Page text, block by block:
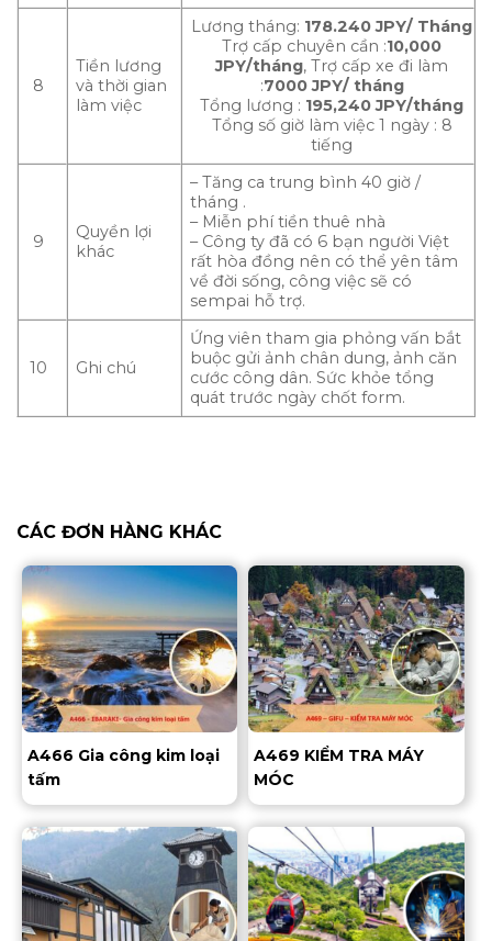
8
Tiền lương
và thời gian
làm việc
Lương tháng: 178.240 JPY/ Tháng
Trợ cấp chuyên cần :10,000
JPY/tháng, Trợ cấp xe đi làm
:7000 JPY/ tháng
Tổng lương : 195,240 JPY/tháng
Tổng số giờ làm việc 1 ngày : 8
tiếng
9
Quyền lợi
khác
– Tăng ca trung bình 40 giờ /
tháng .
– Miễn phí tiền thuê nhà
– Công ty đã có 6 bạn người Việt
rất hòa đồng nên có thể yên tâm
về đời sống, công việc sẽ có
sempai hỗ trợ.
10 Ghi chú
Ứng viên tham gia phỏng vấn bắt
buộc gửi ảnh chân dung, ảnh căn
cước công dân. Sức khỏe tổng
quát trước ngày chốt form.
CÁC ĐƠN HÀNG KHÁC
A466 Gia công kim loại
tấm
A469 KIỂM TRA MÁY
MÓC